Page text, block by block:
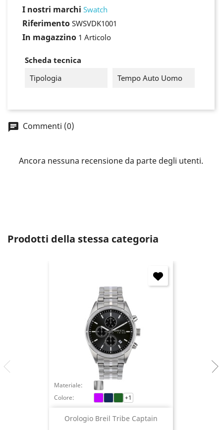
I nostri marchi Swatch
Riferimento SWSVDK1001
In magazzino 1 Articolo
Scheda tecnica
Tipologia
Tempo Auto Uomo
Commenti (0)
Ancora nessuna recensione da parte degli utenti.
Prodotti della stessa categoria
Orologio Breil Tribe Captain
Materiale:
Colore:
+1
You need to be logged in to save products in your